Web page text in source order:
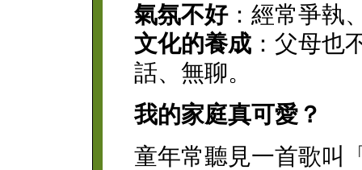
氣氛不好：經常爭執
文化的養成：父母也
話、無聊。
我的家庭真可愛？
童年常聽見一首歌叫